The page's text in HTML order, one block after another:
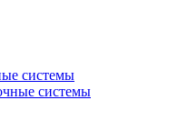
системы
системы